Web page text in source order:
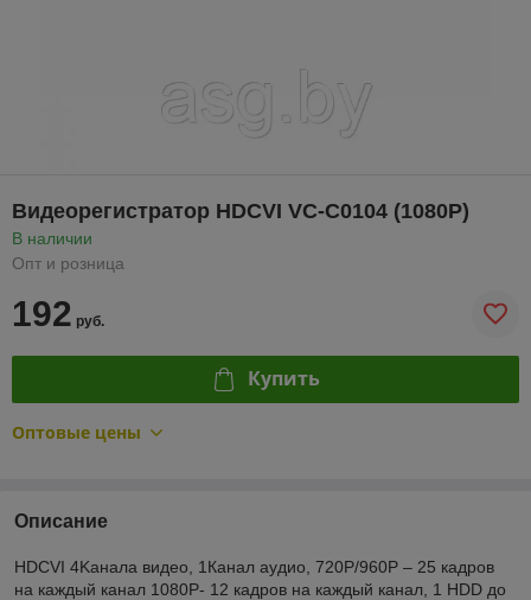
Видеорегистратор HDCVI VC-C0104 (1080P)
В наличии
Опт и розница
192 руб.
Купить
Оптовые цены
Описание
HDCVI 4Kанала видео, 1Канал аудио, 720P/960P – 25 кадров
на каждый канал 1080Р- 12 кадров на каждый канал, 1 HDD до